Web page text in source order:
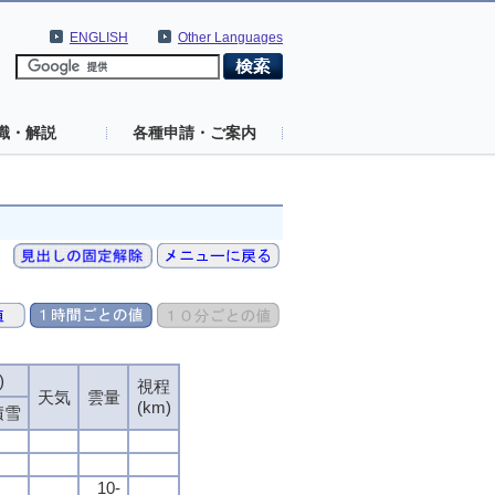
Other Languages
ENGLISH
・解説 各種申請・ご案内
天気
雲量
視程
(km)
雪
10-
天気
雲量
視程
(km)
雪
10-
天気
雲量
視程
(km)
雪
10-
天気
雲量
視程
(km)
雪
10-